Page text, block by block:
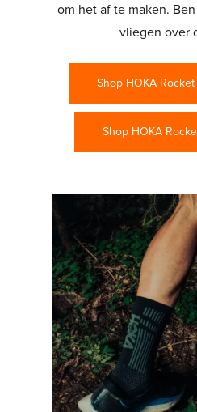
om het af te maken.
vliegen over
Shop HOKA
Shop HOKA